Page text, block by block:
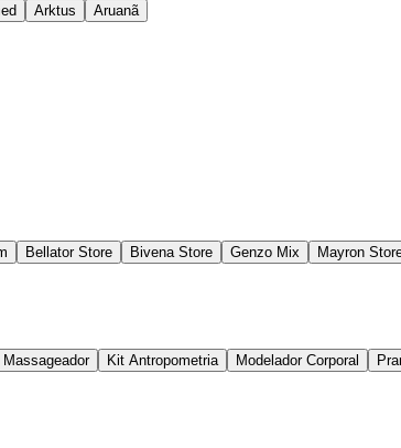
Arktus Aruanã
Bellator Store Bivena Store Genzo Mix Mayron
Massageador Kit Antropometria Modelador Corporal